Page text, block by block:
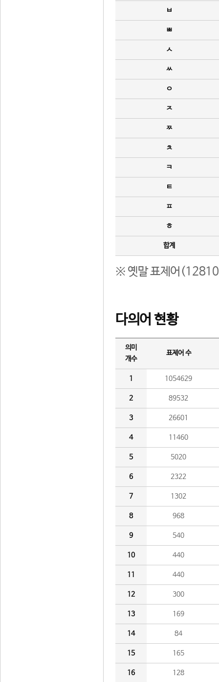
ㅂ
ㅃ
ㅅ
ㅆ
ㅇ
ㅈ
ㅉ
ㅊ
ㅋ
ㅌ
ㅍ
ㅎ
합계
※ 옛말 표제어(12810
다의어 현황
의미
개수
표제어 수
1 1054629
2 89532
3 26601
4 11460
5 5020
6 2322
7 1302
8 968
9 540
10 440
11 440
12 300
13 169
14 84
15 165
16 128